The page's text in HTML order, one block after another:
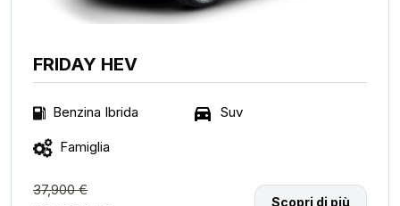
FRIDAY HEV
Benzina Ibrida Suv
Famiglia
37,900 €
Scopri di più